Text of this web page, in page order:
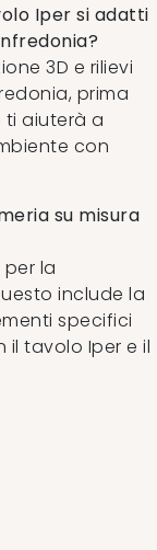
Iper si adatti
3D e rilievi
prima
aiuterà a
con
su misura
la
include la
specifici
tavolo Iper e il